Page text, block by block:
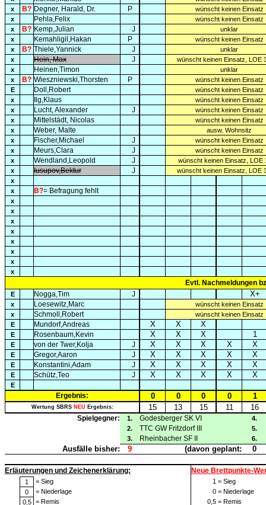
x
B? Degner, Harald, Dr. P
wünscht keinen Einsatz
x
Pehla,Felix
wünscht keinen Einsatz
x
B? Kemp,Julian J
unklar
x
Kemahligil,Hakan P
wünscht keinen Einsatz
x
B? Thiele,Yannick J
unklar
x
Hein, Max J
wünscht keinen Einsatz, LOE
x
Heinen,Timon
unklar
x
B? Wieszniewski,Thorsten P
wünscht keinen Einsatz
E
Doll,Robert
wünscht keinen Einsatz
x
Ilg,Klaus
wünscht keinen Einsatz
x
Lucht, Alexander J
wünscht keinen Einsatz
x
Mittelstädt, Nicolas
wünscht keinen Einsatz
x
Weber, Malte
ausw. Wohnsitz
x
Fischer,Michael J
wünscht keinen Einsatz
x
Meurs,Clara J
wünscht keinen Einsatz
x
Wendland,Leopold J
wünscht keinen Einsatz, LOE
x
Iusupov,Bektur J
wünscht keinen Einsatz, LOE
x
x
B?= Befragung fehlt
x
x
x
x
x
x
x
x
Evtl. Nachmeldungen
E Nogga,Tim J X+
x Loesewitz,Marc
wünscht keinen Einsatz
x
Schmoll,Robert
wünscht keinen Einsatz
E
Mundorf,Andreas X X X
E Rosenbaum,Kevin X X X 1
E von der Twer,Kolja J X X X X X
E Gregor,Aaron J X X X X X
E Konstantini,Adam J X X X X X
E Schütz,Teo J X X X X X
E
Ergebnis: 0 0 0 0 1
Wertung SBRS NEU Ergebnis: 15 13 15 11 16
Spielgegner: 1. Godesberger SK VI
4.
2.
TTC GW Fritzdorf III
5.
3.
Rheinbacher SF II 6.
Ausfälle bisher: 9 (davon geplant: 0
Erläuterungen und Zeichenerklärung: Neue Brettpunkte-
1 = Sieg 1 = Sieg
0
= Niederlage 0 = Niederlage
0,5
= Remis 0,5 = Remis